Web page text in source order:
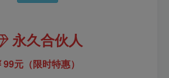
永久合伙人
99元（限时特惠）